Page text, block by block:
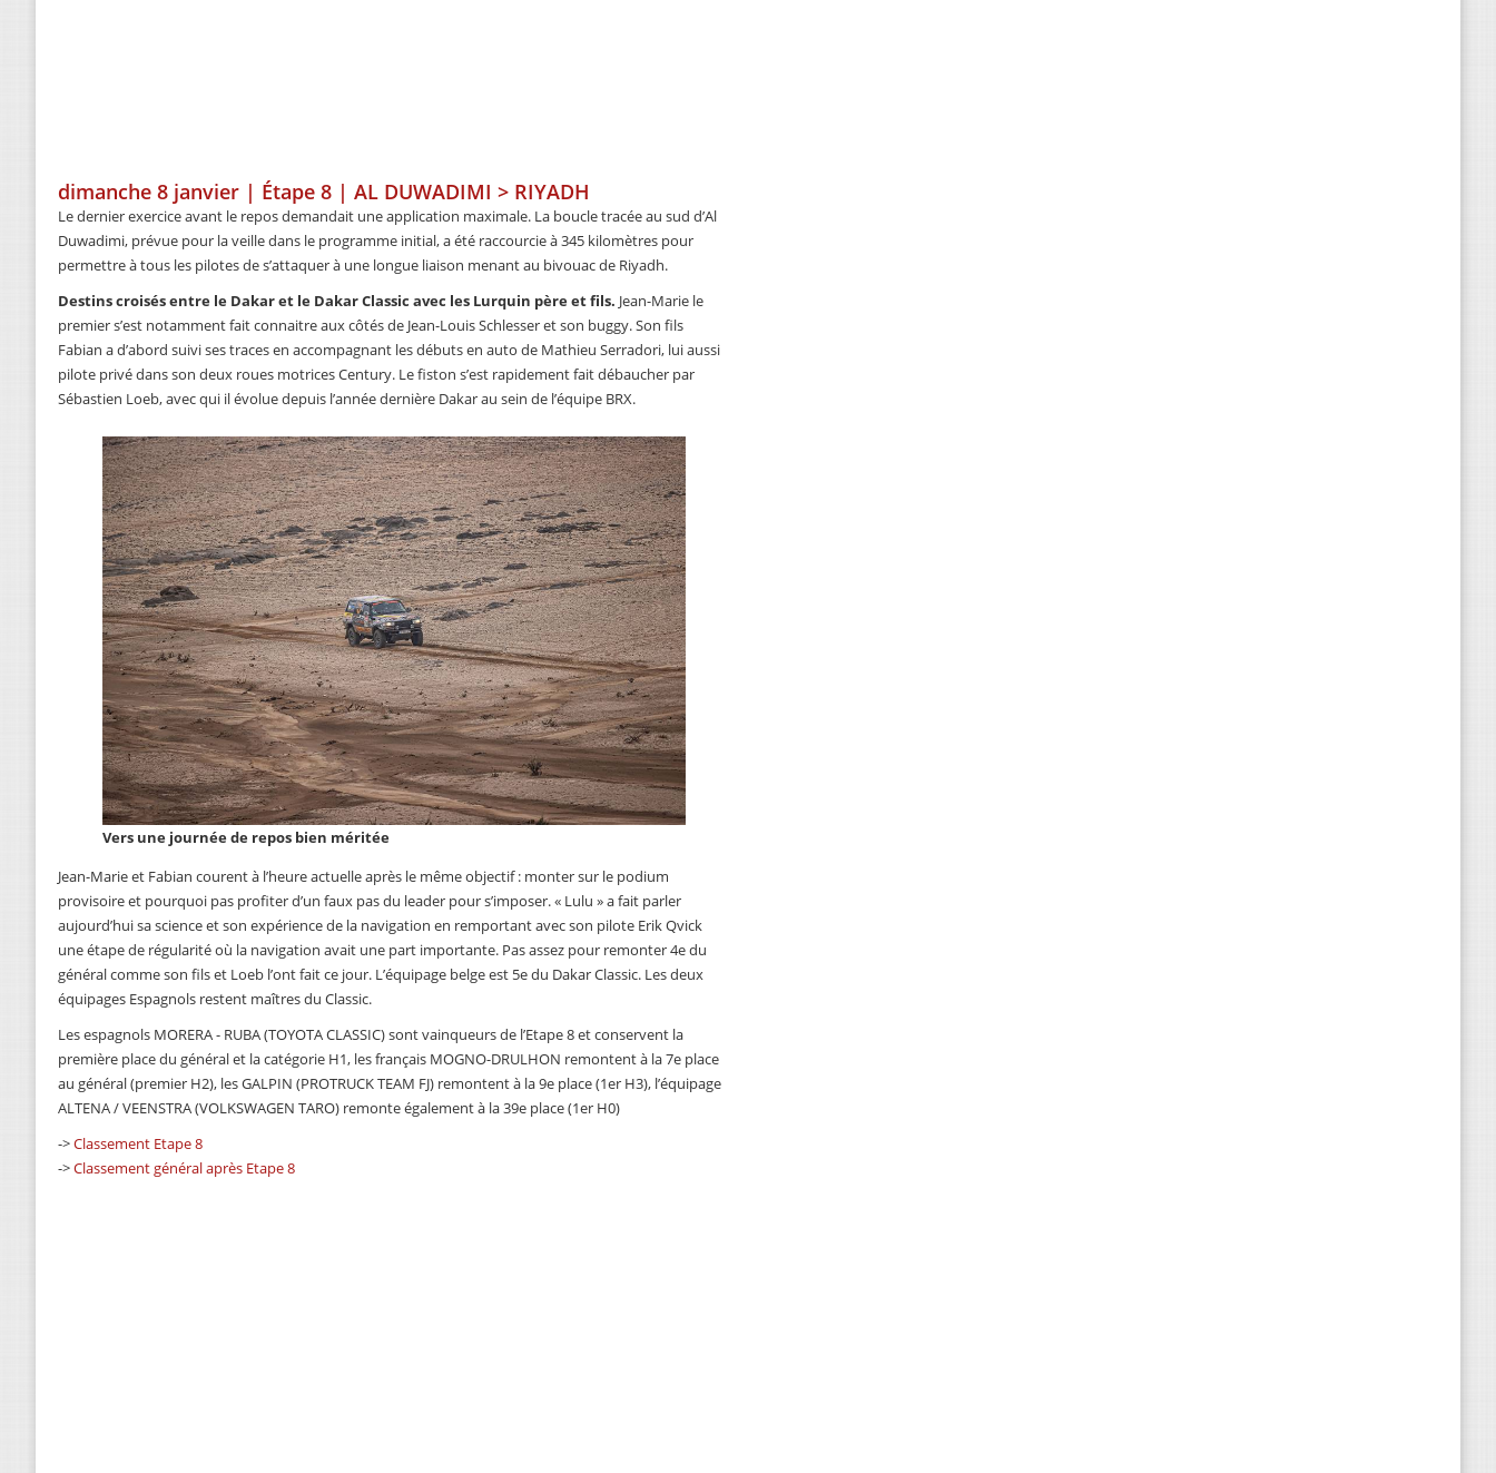
dimanche 8 janvier | Étape 8 | AL DUWADIMI > RIYADH
Le dernier exercice avant le repos demandait une application maximale. La boucle tracée au sud d’Al
Duwadimi, prévue pour la veille dans le programme initial, a été raccourcie à 345 kilomètres pour
permettre à tous les pilotes de s’attaquer à une longue liaison menant au bivouac de Riyadh.
Destins croisés entre le Dakar et le Dakar Classic avec les Lurquin père et fils. Jean-Marie le
premier s’est notamment fait connaitre aux côtés de Jean-Louis Schlesser et son buggy. Son fils
Fabian a d’abord suivi ses traces en accompagnant les débuts en auto de Mathieu Serradori, lui aussi
pilote privé dans son deux roues motrices Century. Le fiston s’est rapidement fait débaucher par
Sébastien Loeb, avec qui il évolue depuis l’année dernière Dakar au sein de l’équipe BRX.
Vers une journée de repos bien méritée
Jean-Marie et Fabian courent à l’heure actuelle après le même objectif : monter sur le podium
provisoire et pourquoi pas profiter d’un faux pas du leader pour s’imposer. « Lulu » a fait parler
aujourd’hui sa science et son expérience de la navigation en remportant avec son pilote Erik Qvick
une étape de régularité où la navigation avait une part importante. Pas assez pour remonter 4e du
général comme son fils et Loeb l’ont fait ce jour. L’équipage belge est 5e du Dakar Classic. Les deux
équipages Espagnols restent maîtres du Classic.
Les espagnols MORERA - RUBA (TOYOTA CLASSIC) sont vainqueurs de l’Etape 8 et conservent la
première place du général et la catégorie H1, les français MOGNO-DRULHON remontent à la 7e place
au général (premier H2), les GALPIN (PROTRUCK TEAM FJ) remontent à la 9e place (1er H3), l’équipage
ALTENA / VEENSTRA (VOLKSWAGEN TARO) remonte également à la 39e place (1er H0)
->Classement Etape 8
->Classement général après Etape 8